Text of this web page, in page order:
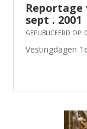
Reportage
sept . 2001
GEPUBLICEERD OP:
Vestingdagen